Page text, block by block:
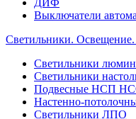
ДИФ
Выключатели
Светильники.
Светильники
Светильники
Подвесные НСП
Настенно-
Светильники ЛПО